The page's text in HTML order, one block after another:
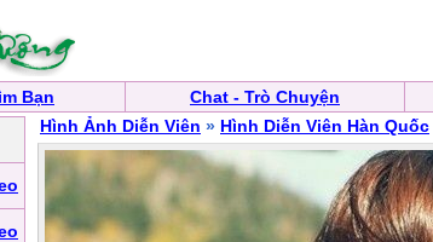
Bạn Chat - Trò Chuyện
Hình Ảnh Diễn Viên » Hình Diễn Viên Hàn Quốc